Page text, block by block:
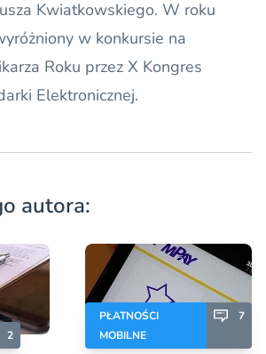
Kwiatkowskiego. W roku
w konkursie na
Roku przez X Kongres
Elektronicznej.
autora:
2
PŁATNOŚCI
MOBILNE
7